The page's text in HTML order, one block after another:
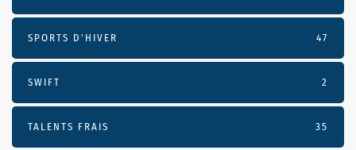
SPORTS D'HIVER 47
SWIFT 2
TALENTS FRAIS 35